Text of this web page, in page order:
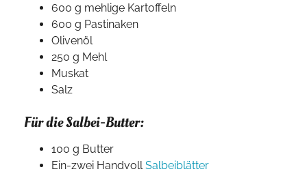
600 g mehlige Kartoffeln
600 g Pastinaken
Olivenöl
250 g Mehl
Muskat
Salz
Für die Salbei-Butter:
100 g Butter
Ein-zwei Handvoll Salbeiblätter